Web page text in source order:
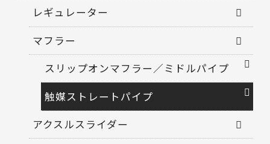
レギュレーター
マフラー
スリップオンマフラー／ミドルパイプ
触媒ストレートパイプ
アクスルスライダー